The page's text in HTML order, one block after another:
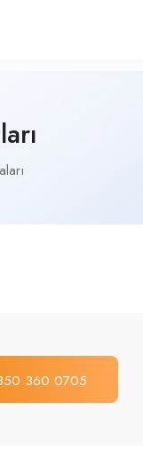
360 0705